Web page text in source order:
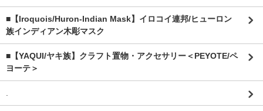
■【Iroquois/Huron-Indian Mask】イロコイ連邦/ヒューロン
族インディアン木彫マスク
■【YAQUI/ヤキ族】クラフト置物・アクセサリー＜PEYOTE/ペ
ヨーテ＞
.